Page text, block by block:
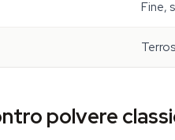
Fine,
polvere